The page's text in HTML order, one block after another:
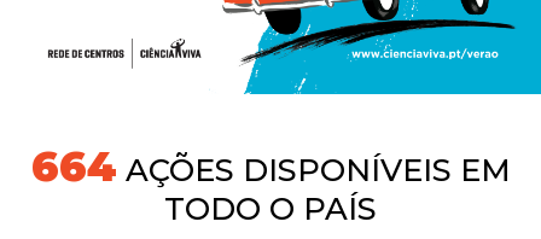
718AÇÕES DISPONÍVEIS EM
TODO O PAÍS